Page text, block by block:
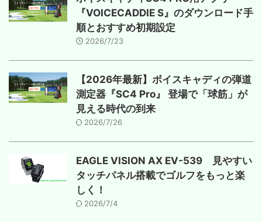
『VOICECADDIE S』のダウンロード手
順とおすすめ初期設定
2026/7/23
【2026年最新】ボイスキャディの弾道
測定器『SC4 Pro』 登場で「球筋」が
見える時代の到来
2026/7/26
EAGLE VISION AX EV-539 見やすい
タッチパネル搭載でゴルフをもっと楽
しく！
2026/7/4